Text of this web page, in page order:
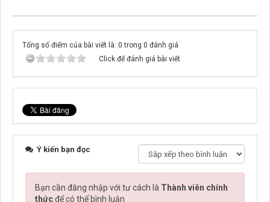
Tổng số điểm của bài viết là: 0 trong 0 đánh giá
Click để đánh giá bài viết
Ý kiến bạn đọc
Bạn cần đăng nhập với tư cách là Thành viên chính
thứcđể có thể bình luận